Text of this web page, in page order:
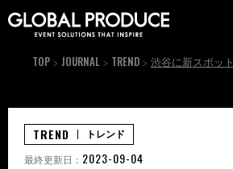
TOP JOURNAL TREND
TREND トレンド
最終更新日： 2023-09-04